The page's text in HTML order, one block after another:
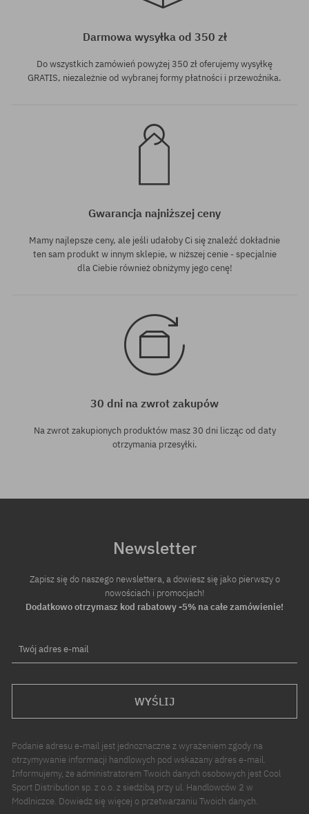
Darmowa wysyłka od 350 zł
Do wszystkich zamówień powyżej 350 zł oferujemy wysyłkę
GRATIS, niezależnie od wybranej formy płatności i przewoźnika.
Gwarancja najniższej ceny
Mamy najlepsze ceny, ale jeśli udałoby Ci się znaleźć dokładnie
ten sam produkt w innym sklepie, w niższej cenie - specjalnie
dla Ciebie również obniżymy jego cenę!
30 dni na zwrot zakupów
Na zwrot zakupionych produktów masz 30 dni licząc od daty
otrzymania przesyłki.
Newsletter
Zapisz się do naszego newslettera, a dowiesz się jako pierwszy o
nowościach i promocjach!
Dodatkowo otrzymasz kod rabatowy -5% na całe zamówienie!
Twój adres e-mail
WYŚLIJ
Podanie adresu e-mail jest jednoznaczne z wyrażeniem zgody na
otrzymywanie informacji handlowych pod wskazany adres e-mail.
Informujemy, że administratorem Twoich danych osobowych jest Cool
Sport Distribution sp. z o.o. z siedzibą przy ul. Handlowców 2 w
Modlniczce. Dowiedz się więcej o przetwarzaniu Twoich danych.